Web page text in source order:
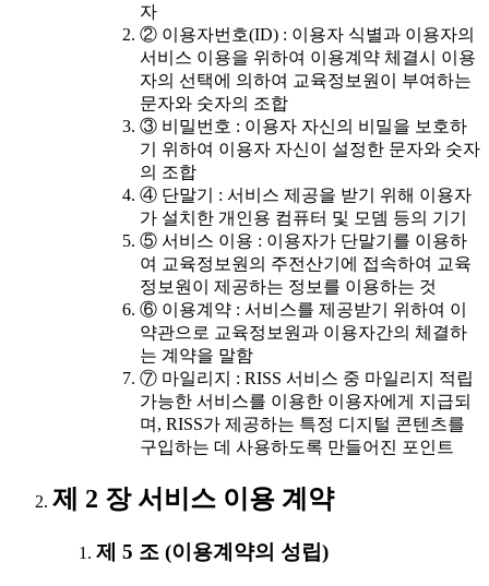
자
② 이용자번호(ID) : 이용자 식별과 이용자의
서비스 이용을 위하여 이용계약 체결시 이용
자의 선택에 의하여 교육정보원이 부여하는
문자와 숫자의 조합
③ 비밀번호 : 이용자 자신의 비밀을 보호하
기 위하여 이용자 자신이 설정한 문자와 숫자
의 조합
④ 단말기 : 서비스 제공을 받기 위해 이용자
가 설치한 개인용 컴퓨터 및 모뎀 등의 기기
⑤ 서비스 이용 : 이용자가 단말기를 이용하
여 교육정보원의 주전산기에 접속하여 교육
정보원이 제공하는 정보를 이용하는 것
⑥ 이용계약 : 서비스를 제공받기 위하여 이
약관으로 교육정보원과 이용자간의 체결하
는 계약을 말함
⑦ 마일리지 : RISS 서비스 중 마일리지 적립
가능한 서비스를 이용한 이용자에게 지급되
며, RISS가 제공하는 특정 디지털 콘텐츠를
구입하는 데 사용하도록 만들어진 포인트
제 2 장 서비스 이용 계약
제 5 조 (이용계약의 성립)